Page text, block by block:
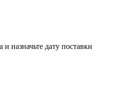
назначьте дату поставки